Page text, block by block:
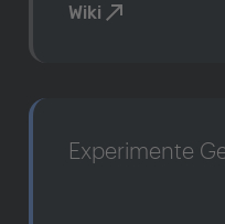
Wiki
Experimente